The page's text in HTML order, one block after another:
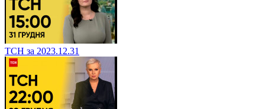
ТСН за 2023.12.31